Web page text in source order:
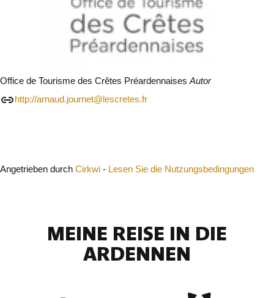
Office de Tourisme des Crêtes Préardennaises Autor
http://arnaud.journet@lescretes.fr
Angetrieben durch Cirkwi - Lesen Sie die Nutzungsbedingungen
MEINE REISE IN DIE
ARDENNEN